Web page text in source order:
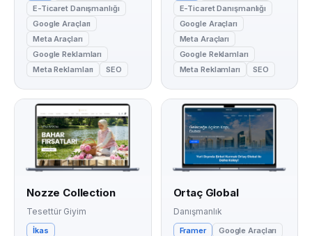
E-Ticaret Danışmanlığı
Google Araçları
Meta Araçları
Google Reklamları
Meta Reklamları
SEO
E-Ticaret Danışmanlığı
Google Araçları
Meta Araçları
Google Reklamları
Meta Reklamları
SEO
Nozze Collection
Tesettür Giyim
İkas
Ortaç Global
Danışmanlık
Framer
Google Araçları